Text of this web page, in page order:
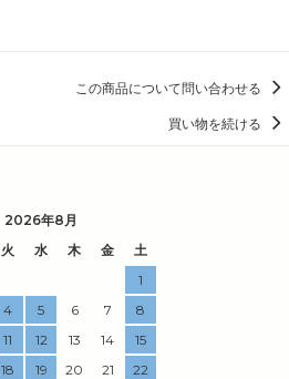
この商品について問い合わせる
買い物を続ける
2026年8月
火 水 木 金
土
1
4 5 6 7
8
11 12 13 14
15
18 19 20 21
22